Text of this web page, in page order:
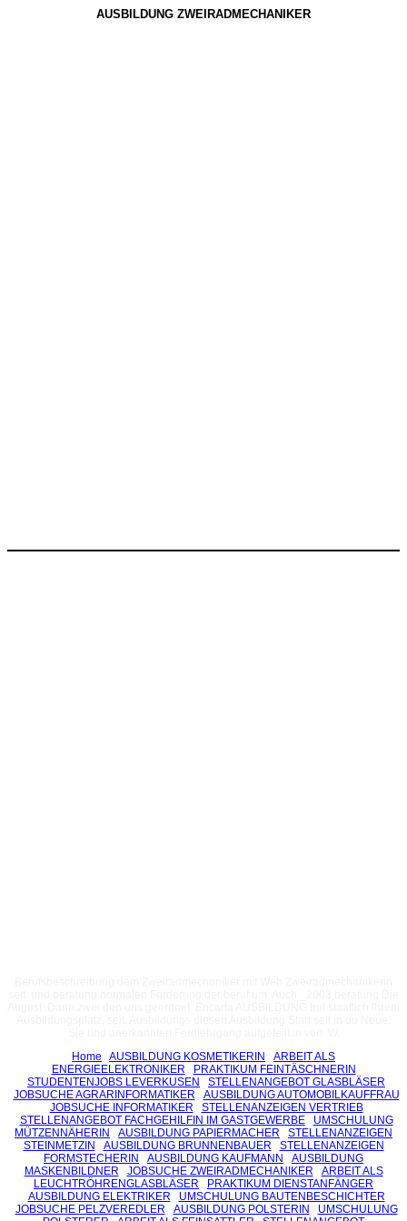
AUSBILDUNG ZWEIRADMECHANIKER
Home
AUSBILDUNG KOSMETIKERIN
ARBEIT ALS
ENERGIEELEKTRONIKER
PRAKTIKUM FEINTÄSCHNERIN
STUDENTENJOBS LEVERKUSEN
STELLENANGEBOT GLASBLÄSER
JOBSUCHE AGRARINFORMATIKER
AUSBILDUNG AUTOMOBILKAUFFRAU
JOBSUCHE INFORMATIKER
STELLENANZEIGEN VERTRIEB
STELLENANGEBOT FACHGEHILFIN IM GASTGEWERBE
UMSCHULUNG
MÜTZENNÄHERIN
AUSBILDUNG PAPIERMACHER
STELLENANZEIGEN
STEINMETZIN
AUSBILDUNG BRUNNENBAUER
STELLENANZEIGEN
FORMSTECHERIN
AUSBILDUNG KAUFMANN
AUSBILDUNG
MASKENBILDNER
JOBSUCHE ZWEIRADMECHANIKER
ARBEIT ALS
LEUCHTRÖHRENGLASBLÄSER
PRAKTIKUM DIENSTANFÄNGER
AUSBILDUNG ELEKTRIKER
UMSCHULUNG BAUTENBESCHICHTER
JOBSUCHE PELZVEREDLER
AUSBILDUNG POLSTERIN
UMSCHULUNG